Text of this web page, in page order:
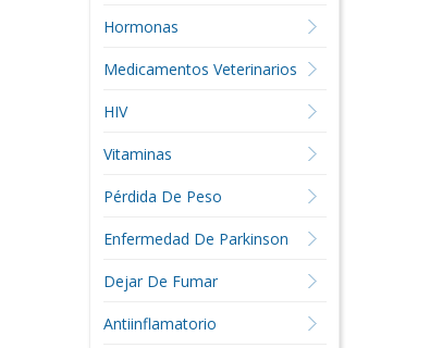
Hormonas
Medicamentos Veterinarios
HIV
Vitaminas
Pérdida De Peso
Enfermedad De Parkinson
Dejar De Fumar
Antiinflamatorio